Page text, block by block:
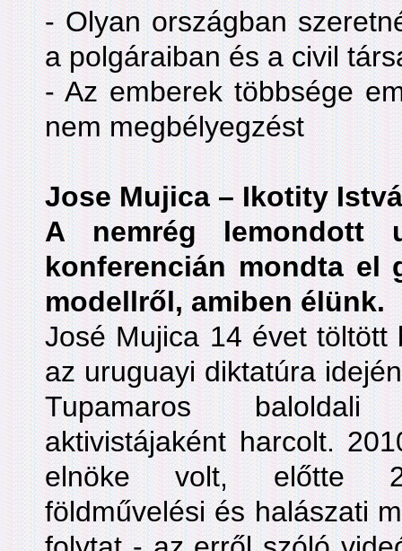
- Olyan országban
a polgáraiban és a civil
- Az emberek többsége
nem megbélyegzést
Jose Mujica – Ikotity
A nemrég lemondott
konferencián mondta el
modellről, amiben élünk.
José Mujica 14 évet töltött
az uruguayi diktatúra
Tupamaros baloldali
aktivistájaként harcolt.
elnöke volt, előtte
földművelési és halászati